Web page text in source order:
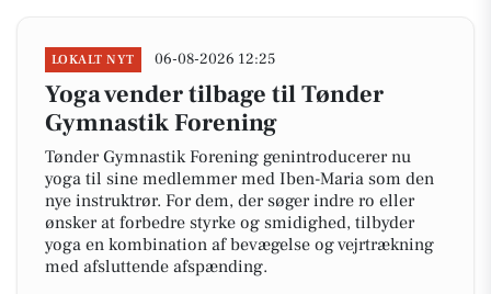
LOKALT NYT 06-08-2026 12:25
Yoga vender tilbage til Tønder
Gymnastik Forening
Tønder Gymnastik Forening genintroducerer nu
yoga til sine medlemmer med Iben-Maria som den
nye instruktrør. For dem, der søger indre ro eller
ønsker at forbedre styrke og smidighed, tilbyder
yoga en kombination af bevægelse og vejrtrækning
med afsluttende afspænding.